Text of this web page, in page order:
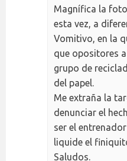
Magnífica la
esta vez, a
Vomitivo, en la
que opositores
grupo de
del papel.
Me extraña la
denunciar el
ser el
liquide el
Saludos.